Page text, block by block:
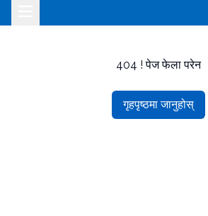
404 ! पेज फेला परेन
गृहपृष्ठमा जानुहोस्